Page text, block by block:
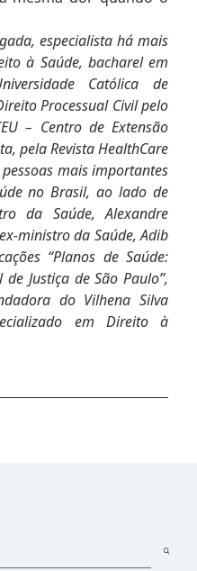
especialista há mais
à Saúde, bacharel em
Católica de
Processual Civil pelo
– Centro de Extensão
pela Revista HealthCare
mais importantes
no Brasil, ao lado de
da Saúde, Alexandre
ministro da Saúde, Adib
“Planos de Saúde:
Justiça de São Paulo”,
do Vilhena Silva
em Direito à